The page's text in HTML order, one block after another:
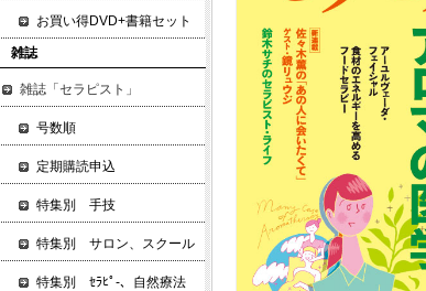
お買い得DVD+書籍セット
雑誌
雑誌「セラピスト」
号数順
定期購読申込
特集別 手技
特集別 サロン、スクール
特集別 ｾﾗﾋﾟ-、自然療法